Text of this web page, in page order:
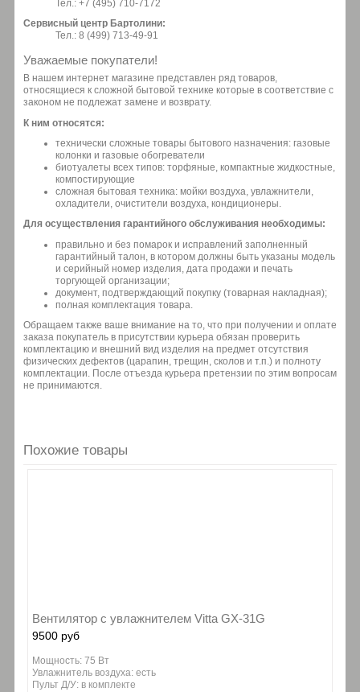
Тел.: +7 (495) 710-7172
Сервисный центр Бартолини:
Тел.: 8 (499) 713-49-91
Уважаемые покупатели!
В нашем интернет магазине представлен ряд товаров,
относящиеся к сложной бытовой технике которые в соответствие с
законом не подлежат замене и возврату.
К ним относятся:
технически сложные товары бытового назначения: газовые
колонки и газовые обогреватели
биотуалеты всех типов: торфяные, компактные жидкостные,
компостирующие
сложная бытовая техника: мойки воздуха, увлажнители,
охладители, очистители воздуха, кондиционеры.
Для осуществления гарантийного обслуживания необходимы:
правильно и без помарок и исправлений заполненный
гарантийный талон, в котором должны быть указаны модель
и серийный номер изделия, дата продажи и печать
торгующей организации;
документ, подтверждающий покупку (товарная накладная);
полная комплектация товара.
Обращаем также ваше внимание на то, что при получении и оплате
заказа покупатель в присутствии курьера обязан проверить
комплектацию и внешний вид изделия на предмет отсутствия
физических дефектов (царапин, трещин, сколов и т.п.) и полноту
комплектации. После отъезда курьера претензии по этим вопросам
не принимаются.
Похожие товары
Вентилятор с увлажнителем Vitta GX-31G
9500 руб
Мощность: 75 Вт
Увлажнитель воздуха: есть
Пульт Д/У: в комплекте